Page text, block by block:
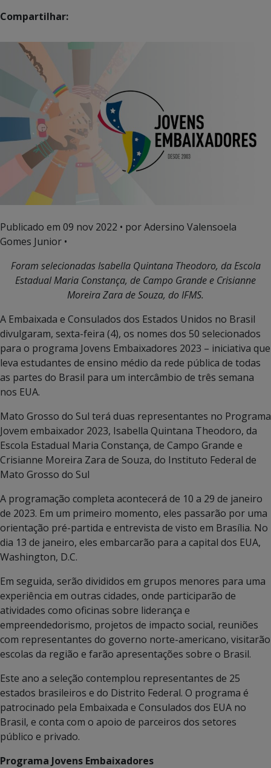
Compartilhar:
Publicado em 09 nov 2022 • por Adersino Valensoela
Gomes Junior •
Foram selecionadas Isabella Quintana Theodoro, da Escola
Estadual Maria Constança, de Campo Grande e Crisianne
Moreira Zara de Souza, do IFMS.
A Embaixada e Consulados dos Estados Unidos no Brasil
divulgaram, sexta-feira (4), os nomes dos 50 selecionados
para o programa Jovens Embaixadores 2023 – iniciativa que
leva estudantes de ensino médio da rede pública de todas
as partes do Brasil para um intercâmbio de três semana
nos EUA.
Mato Grosso do Sul terá duas representantes no Programa
Jovem embaixador 2023, Isabella Quintana Theodoro, da
Escola Estadual Maria Constança, de Campo Grande e
Crisianne Moreira Zara de Souza, do Instituto Federal de
Mato Grosso do Sul
A programação completa acontecerá de 10 a 29 de janeiro
de 2023. Em um primeiro momento, eles passarão por uma
orientação pré-partida e entrevista de visto em Brasília. No
dia 13 de janeiro, eles embarcarão para a capital dos EUA,
Washington, D.C.
Em seguida, serão divididos em grupos menores para uma
experiência em outras cidades, onde participarão de
atividades como oficinas sobre liderança e
empreendedorismo, projetos de impacto social, reuniões
com representantes do governo norte-americano, visitarão
escolas da região e farão apresentações sobre o Brasil.
Este ano a seleção contemplou representantes de 25
estados brasileiros e do Distrito Federal. O programa é
patrocinado pela Embaixada e Consulados dos EUA no
Brasil, e conta com o apoio de parceiros dos setores
público e privado.
Programa Jovens Embaixadores